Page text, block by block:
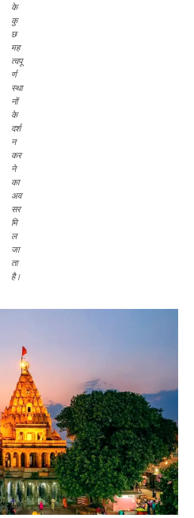
के
कु
छ
मह
त्वपू
र्ण
स्था
नों
के
दर्श
न
कर
ने
का
अव
सर
मि
ल
जा
ता
है।